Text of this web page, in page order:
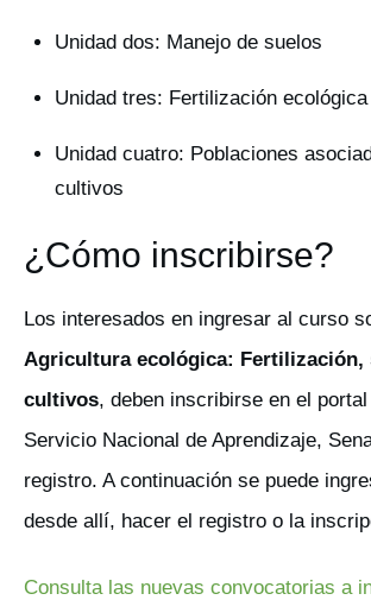
Unidad dos: Manejo de suelos
Unidad tres: Fertilización ecológica
Unidad cuatro: Poblaciones
cultivos
¿Cómo inscribirse?
Los interesados en ingresar al curso
Agricultura ecológica: Fertilización,
cultivos, deben inscribirse en el
Servicio Nacional de Aprendizaje,
registro. A continuación se puede
desde allí, hacer el registro o la
Consulta las nuevas convocatorias a